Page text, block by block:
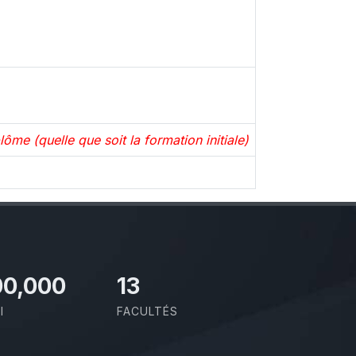
(quelle que soit la formation initiale)
13
FACULTÉS